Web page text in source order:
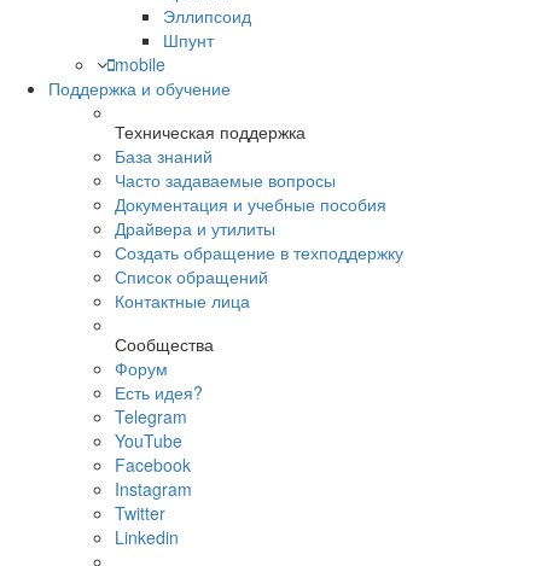
Эллипсоид
Шпунт
mobile
Поддержка и обучение
Техническая поддержка
База знаний
Часто задаваемые вопросы
Документация и учебные пособия
Драйвера и утилиты
Создать обращение в техподдержку
Список обращений
Контактные лица
Сообщества
Форум
Есть идея?
Telegram
YouTube
Facebook
Instagram
Twitter
Linkedin